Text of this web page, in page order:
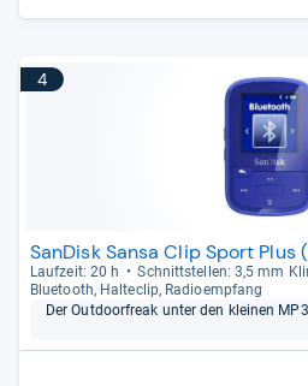
4
SanDisk Sansa Clip Sport Plus
Lauf­zeit: 20 h Schnitt­stel­len: 3,5 mm
Blue­tooth, Hal­te­clip, Radio­emp­fang
Der Out­door­freak unter den klei­nen